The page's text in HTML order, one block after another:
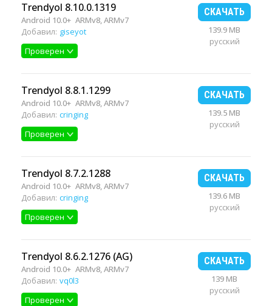
Trendyol 8.10.0.1319
Android 10.0+ ARMv8, ARMv7
Добавил: giseyot
Проверен
СКАЧАТЬ
139.9 MB
русский
Trendyol 8.8.1.1299
Android 10.0+ ARMv8, ARMv7
Добавил: cringing
Проверен
СКАЧАТЬ
139.5 MB
русский
Trendyol 8.7.2.1288
Android 10.0+ ARMv8, ARMv7
Добавил: cringing
Проверен
СКАЧАТЬ
139.6 MB
русский
Trendyol 8.6.2.1276 (AG)
Android 10.0+ ARMv8, ARMv7
Добавил: vq0l3
Проверен
СКАЧАТЬ
139 MB
русский